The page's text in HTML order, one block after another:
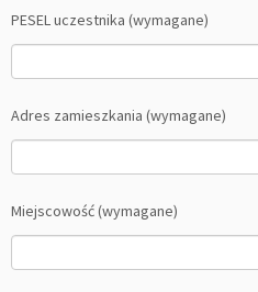
PESEL uczestnika (wymagane)
Adres zamieszkania (wymagane)
Miejscowość (wymagane)